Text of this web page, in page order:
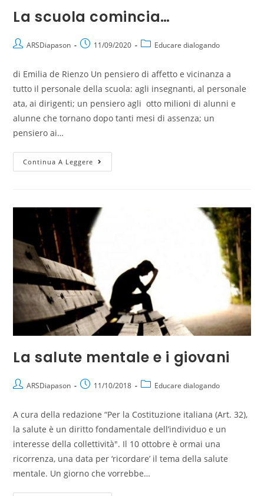
La scuola comincia…
ARSDiapason 11/09/2020 Educare dialogando
di Emilia de Rienzo Un pensiero di affetto e vicinanza a
tutto il personale della scuola: agli insegnanti, al personale
ata, ai dirigenti; un pensiero agli otto milioni di alunni e
alunne che tornano dopo tanti mesi di assenza; un
pensiero ai…
Continua A Leggere
La salute mentale e i giovani
ARSDiapason 11/10/2018 Educare dialogando
A cura della redazione “Per la Costituzione italiana (Art. 32),
la salute è un diritto fondamentale dell’individuo e un
interesse della collettività". Il 10 ottobre è ormai una
ricorrenza, una data per ‘ricordare’ il tema della salute
mentale. Un giorno che vorrebbe…